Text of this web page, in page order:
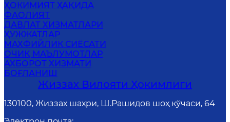
ҲОКИМИЯТ ҲАҚИДА
ФАОЛИЯТ
ДАВЛАТ ХИЗМАТЛАРИ
ҲУЖЖАТЛАР
MАХФИЙЛИК СИЁСАТИ
ОЧИҚ МАЪЛУМОТЛАР
АХБОРОТ ХИЗМАТИ
БОҒЛАНИШ
Жиззах Вилояти Ҳокимлиги
130100, Жиззах шаҳри, Ш.Рашидов шоҳ кўчаси, 64